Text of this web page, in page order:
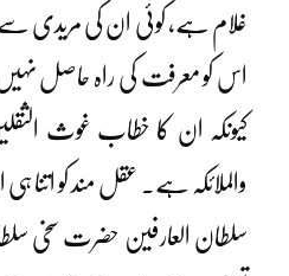
غلام ہے، کوئی ان کی مریدی سے
اس کو معرفت کی راہ حاصل
کیونکہ ان کا خطاب غوث
والملائکہ ہے۔ عقل مند کو اتنا
سلطان العارفین حضرت سخی